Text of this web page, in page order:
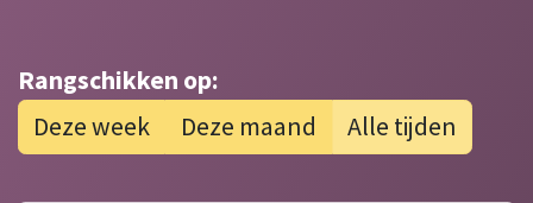
Rangschikken op:
Deze week
Deze maand Alle tijden